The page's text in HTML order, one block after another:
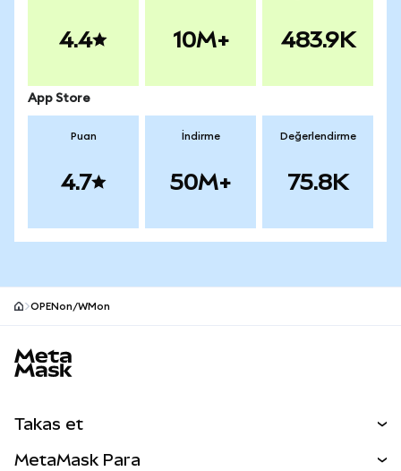
4.4 10M+ 483.9K
App Store
Puan
4.7
İndirme
50M+
Değerlendirme
75.8K
OPENon/WMon
Takas et
MetaMask Para